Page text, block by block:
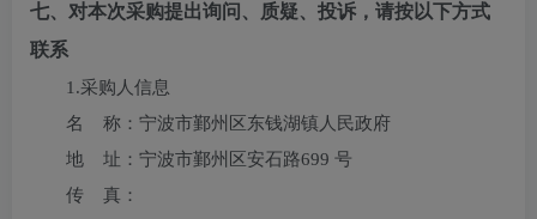
七、对本次采购提出询问、质疑、投诉，请按以下方式
联系
1.采购人信息
名 称： 宁波市鄞州区东钱湖镇人民政府
地 址： 宁波市鄞州区安石路699 号
传 真：